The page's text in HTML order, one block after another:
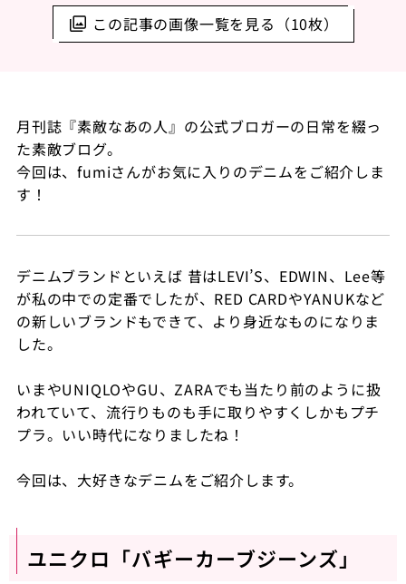
この記事の画像一覧を見る（10枚）
月刊誌『素敵なあの人』の公式ブロガーの日常を綴っ
た素敵ブログ。
今回は、fumiさんがお気に入りのデニムをご紹介しま
す！
デニムブランドといえば 昔はLEVI’S、EDWIN、Lee等
が私の中での定番でしたが、RED CARDやYANUKなど
の新しいブランドもできて、より身近なものになりま
した。
いまやUNIQLOやGU、ZARAでも当たり前のように扱
われていて、流行りものも手に取りやすくしかもプチ
プラ。いい時代になりましたね！
今回は、大好きなデニムをご紹介します。
ユニクロ「バギーカーブジーンズ」